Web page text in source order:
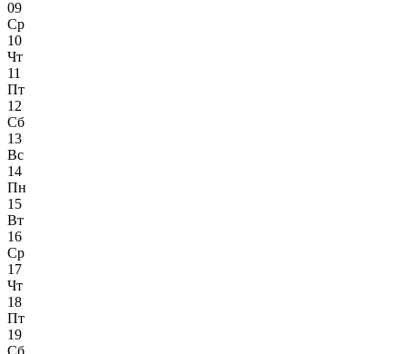
09
Ср
10
Чт
11
Пт
12
Сб
13
Вс
14
Пн
15
Вт
16
Ср
17
Чт
18
Пт
19
Сб